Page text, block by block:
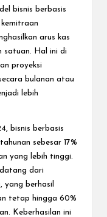
bisnis berbasis
arus kas
satuan. Hal ini di
proyeksi
bulanan atau
lebih
bisnis berbasis
sebesar 17%
yang lebih tinggi.
dari
yang berhasil
tetap hingga 60%
Keberhasilan ini